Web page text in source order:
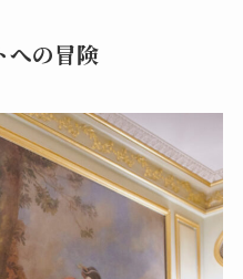
への冒険